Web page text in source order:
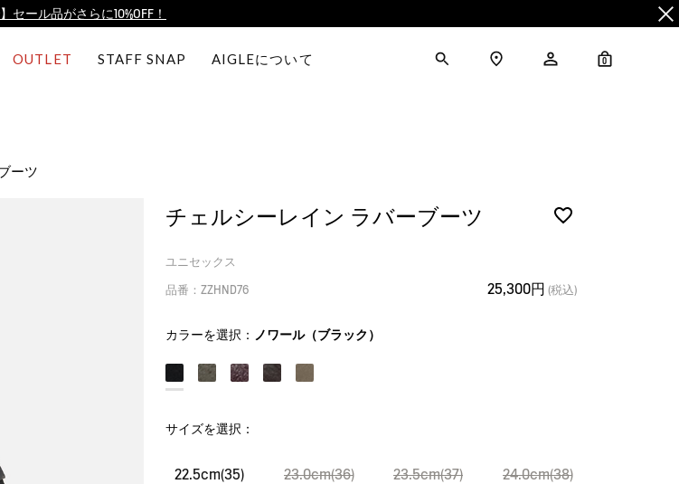
】FINAL SALEがスタート！
イントサービス終了のお知らせ
イントサービス終了のお知らせ
OUTLET STAFF SNAP AIGLEについて 0
ーツ
チェルシーレイン ラバーブーツ
ユニセックス
品番：ZZHND76 25,300円 (税込)
カラーを選択： ノワール（ブラック）
サイズを選択：
22.5cm(35) 23.0cm(36) 23.5cm(37) 24.0cm(38)